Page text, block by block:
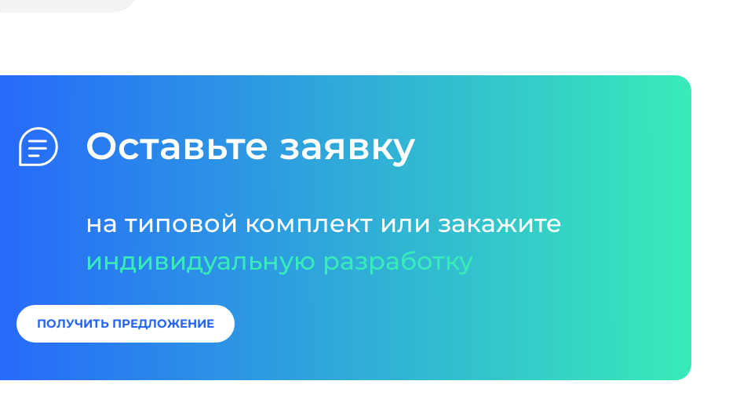
Оставьте заявку
на типовой комплект или закажите
индивидуальную разработку
ПОЛУЧИТЬ ПРЕДЛОЖЕНИЕ